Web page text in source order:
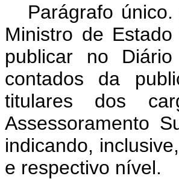
Parágrafo
Ministro de
publicar no
contados da
titulares dos
Assessoramento
indicando,
e respectivo nível.